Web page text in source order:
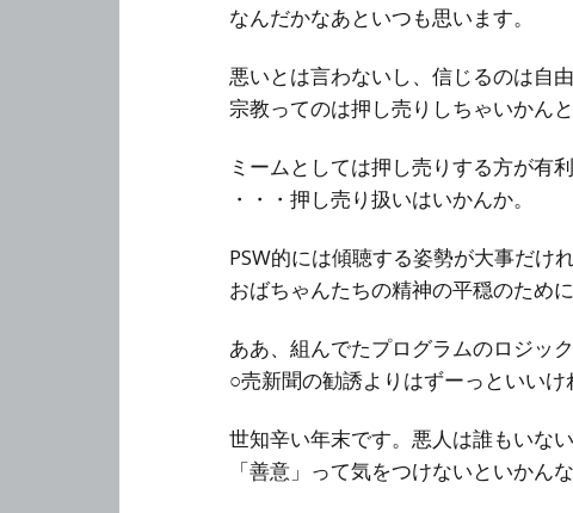
なんだかなあといつも思います。
悪いとは言わないし、信じるのは自
宗教ってのは押し売りしちゃいかん
ミームとしては押し売りする方が有
・・・押し売り扱いはいかんか。
PSW的には傾聴する姿勢が大事だけ
おばちゃんたちの精神の平穏のため
ああ、組んでたプログラムのロジッ
○売新聞の勧誘よりはずーっといいけ
世知辛い年末です。悪人は誰もいな
「善意」って気をつけないといかん